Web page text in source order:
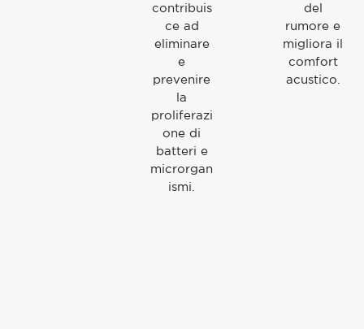
contribuis
ce ad
eliminare
e
prevenire
la
proliferazi
one di
batteri e
microrgan
ismi.
del
rumore e
migliora il
comfort
acustico.